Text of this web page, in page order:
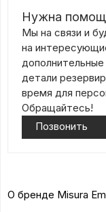
Нужна
Мы на связи и
на
детали
время для
Обращайтесь!
Позвонить
О бренде Misura